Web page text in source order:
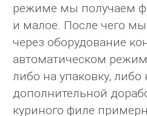
режиме мы получаем
и малое. После чего
через оборудование
автоматическом
либо на упаковку,
дополнительной
куриного филе